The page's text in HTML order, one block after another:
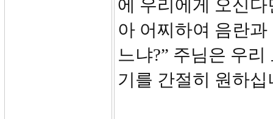
에 우리에게 오신
아 어찌하여 음란
느냐?” 주님은 우
기를 간절히 원하십